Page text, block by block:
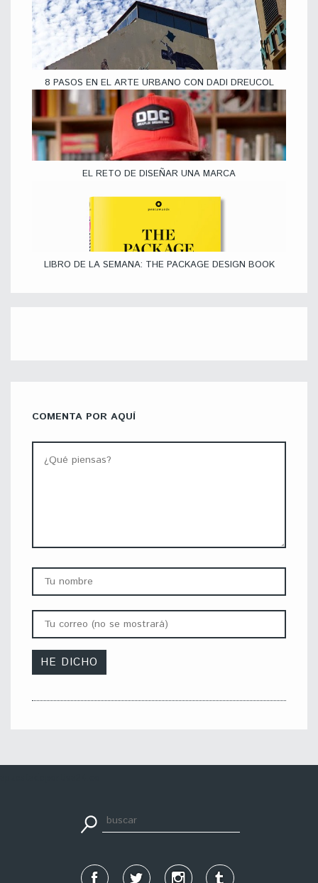
8 PASOS EN EL ARTE URBANO CON DADI DREUCOL
EL RETO DE DISEÑAR UNA MARCA
LIBRO DE LA SEMANA: THE PACKAGE DESIGN BOOK
COMENTA POR AQUÍ